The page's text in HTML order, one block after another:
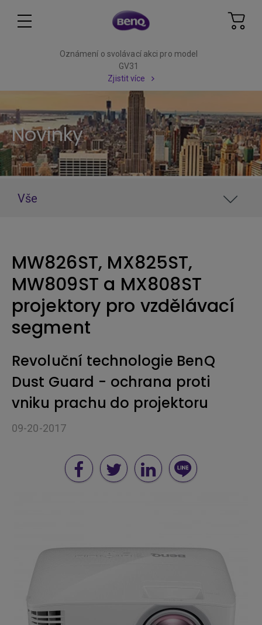
Oznámení o svolávací akci pro model
GV31
Zjistit více
Novinky
Vše
MW826ST, MX825ST,
MW809ST a MX808ST
projektory pro vzdělávací
segment
Revoluční technologie BenQ
Dust Guard - ochrana proti
vniku prachu do projektoru
09-20-2017